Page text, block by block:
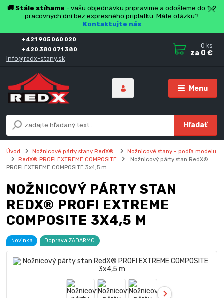
🚚 Stále stíhame - vašu objednávku pripravíme a odošleme do 1-2
pracovných dní bez expresného príplatku. Máte otázku?
Kontaktujte nás
Menu
Hľadať
+421 905 060 020
+420 380 071 380
info@redx-stany.sk
0 ks
za 0 €
Úvod Nožnicové párty stany RedX®
Nožnicové stany - podľa modelu
RedX® PROFI EXTREME COMPOSITE
Nožnicový párty stan RedX®
PROFI EXTREME COMPOSITE 3x4,5 m
NOŽNICOVÝ PÁRTY STAN
REDX® PROFI EXTREME
COMPOSITE 3X4,5 M
Novinka Doprava ZADARMO